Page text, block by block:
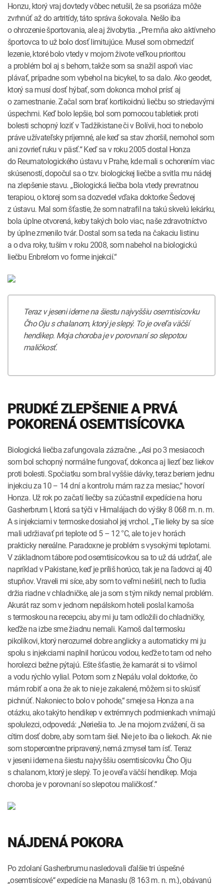
Honzu, ktorý vraj dovtedy vôbec netušil, že sa pso­­riáza môže
zvrhnúť až do artritídy, táto správa šokovala. Nešlo iba
o ohrozenie športovania, ale aj živobytia. „Pre mňa ako aktívneho
športovca to už bolo dosť limitujúce. Musel som obmedziť
lezenie, ktoré bolo vtedy v mojom živote veľkou prioritou
a problém bol aj s behom, takže som sa snažil aspoň viac
plávať, prípadne som vybehol na bicykel, to sa dalo. Ako geodet,
ktorý sa musí dosť hýbať, som dokonca mohol prísť aj
o zamestnanie. Začal som brať kortikoidnú liečbu so striedavými
úspechmi. Keď bolo lepšie, bol som pomocou tabletiek proti
bolesti schopný loziť v Tadžikistane či v Bolívii, hoci to nebolo
práve užívateľsky príjemné, ale keď sa stav zhoršil, nemohol som
ani zovrieť ruku v päsť.“ Keď sa v roku 2005 dos­tal Honza
do Reumatologického ústavu v Prahe, kde mali s ochorením viac
skúseností, dopočul sa o tzv. biologickej liečbe a svitla mu nádej
na zlepšenie stavu. „Biologická liečba bola vtedy prevratnou
terapiou, o ktorej som sa dozvedel vďaka doktorke Šedovej
z ústavu. Mal som šťastie, že som natrafil na takú skvelú lekárku,
bola úplne otvorená, keby takých bolo viac, naše zdravotníctvo
by úplne zmenilo tvár. Dostal som sa teda na čakaciu listinu
a o dva roky, tuším v roku 2008, som nabehol na biologickú
liečbu Enbrelom vo forme injekcií.“
Teraz v jeseni ideme na šiestu najvyššiu osemtisícovku
Čho Oju s chalanom, ktorý je slepý. To je oveľa väčší
hendikep. Moja choroba je v porovnaní so slepotou
maličkosť.
PRUDKÉ ZLEPŠENIE A PRVÁ
POKORENÁ OSEMTISÍCOVKA
Biologická liečba zafungovala zázračne. „Asi po 3 ­mesiacoch
som bol schopný normálne fungovať, dokonca aj liezť bez liekov
proti bolesti. Spočiatku som bral vyššie dávky, teraz beriem jednu
injekciu za 10 – 14 dní a kontrolu mám raz za mesiac,“ hovorí
Honza. Už rok po začatí liečby sa zúčastnil expedície na horu
Gasherbrum I, ktorá sa týči v Himalájach do výšky 8 068 m. n. m.
A s injekciami v termoske dosiahol jej vrchol. „Tie lieky by sa síce
mali udržiavať pri teplote od 5 – 12 °C, ale to je v horách
prakticky nereálne. Paradoxne je problém s vysokými teplotami.
V základnom tábore pod osemtisícovkou sa to už dá udržať, ale
napríklad v Pakistane, keď je príliš horúco, tak je na ľadovci aj 40
stupňov. Vraveli mi síce, aby som to veľmi nešíril, nech to ľudia
držia riadne v chladničke, ale ja som s tým nikdy nemal problém.
Akurát raz som v jednom nepálskom hoteli poslal ­kamoša
s termoskou na recepciu, aby mi ju tam odložili do chladničky,
keďže na izbe sme žiadnu nemali. Kamoš dal termosku
pikolíkovi, ktorý nerozumel dobre anglicky a automaticky mi ju
spolu s injekciami naplnil horúcou vodou, keďže to tam od neho
horolezci bežne pýtajú. Ešte šťastie, že kamarát si to všimol
a vodu rýchlo vylial. Potom som z Nepálu volal doktorke, čo
mám robiť a ona že ak to nie je zakalené, môžem si to skúsiť
pichnúť. Nakoniec to bolo v pohode,“ smeje sa Honza a na
otázku, ako takýto hendikep v extrémnych podmienkach vnímajú
spolulezci, odpovedá: „Neriešia to. Je na mojom zvážení, či sa
cítim dosť dobre, aby som tam šiel. Nie je to iba o liekoch. Ak nie
som stopercentne pripravený, nemá zmysel tam ísť. Teraz
v jeseni ideme na šiestu najvyššiu osemtisícovku Čho Oju
s chalanom, ktorý je slepý. To je oveľa ­väčší hendikep. Moja
choroba je v porovnaní so slepotou maličkosť.“
NÁJDENÁ POKORA
Po zdolaní Gasherbrumu nasledovali ďalšie tri úspešné
„osemtisícové“ expedície na Manaslu (8 163 m. n. m.), obávanú